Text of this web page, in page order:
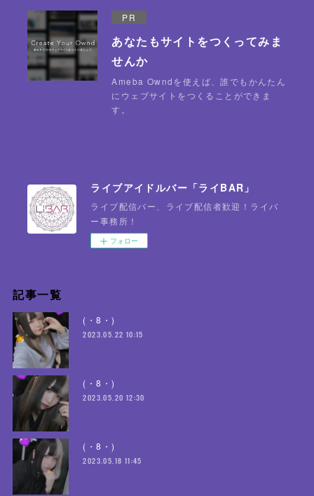
PR
あなたもサイトをつくってみま
せんか
Ameba Owndを使えば、誰でもかんたん
にウェブサイトをつくることができま
す。
ライブアイドルバー「ライBAR」
ライブ配信バー、ライブ配信者歓迎！ライバ
ー事務所！
フォロー
記事一覧
(・8・)
2023.05.22 10:15
(・8・)
2023.05.20 12:30
(・8・)
2023.05.18 11:45